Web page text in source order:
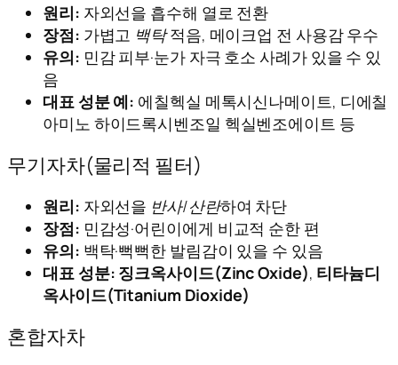
원리: 자외선을 흡수해 열로 전환
장점: 가볍고 백탁적음, 메이크업 전 사용감 우수
유의: 민감 피부·눈가 자극 호소 사례가 있을 수 있
음
대표 성분 예: 에칠헥실 메톡시신나메이트, 디에칠
아미노 하이드록시벤조일 헥실벤조에이트 등
무기자차(물리적 필터)
원리: 자외선을 반사/산란하여 차단
장점: 민감성·어린이에게 비교적 순한 편
유의: 백탁·뻑뻑한 발림감이 있을 수 있음
대표 성분: 징크옥사이드(Zinc Oxide), 티타늄디
옥사이드(Titanium Dioxide)
혼합자차